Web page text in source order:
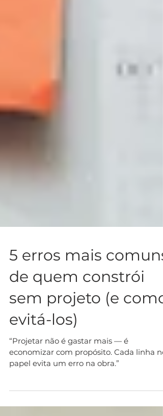
5 erros mais comuns
de quem constrói
sem projeto (e como
evitá-los)
“Projetar não é gastar mais — é
papel evita um erro na obra.”